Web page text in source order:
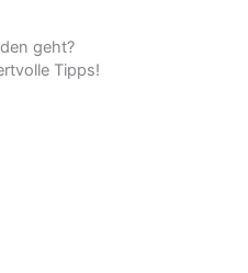
geht?
Tipps!